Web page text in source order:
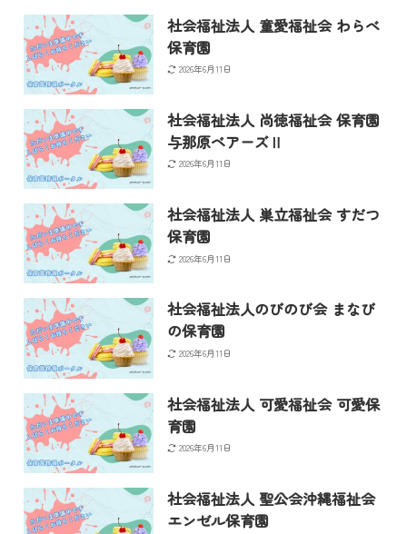
社会福祉法人 童愛福祉会 わらべ
保育園
2026年6月11日
社会福祉法人 尚徳福祉会 保育園
与那原ベアーズⅡ
2026年6月11日
社会福祉法人 巣立福祉会 すだつ
保育園
2026年6月11日
社会福祉法人のびのび会 まなび
の保育園
2026年6月11日
社会福祉法人 可愛福祉会 可愛保
育園
2026年6月11日
社会福祉法人 聖公会沖縄福祉会
エンゼル保育園